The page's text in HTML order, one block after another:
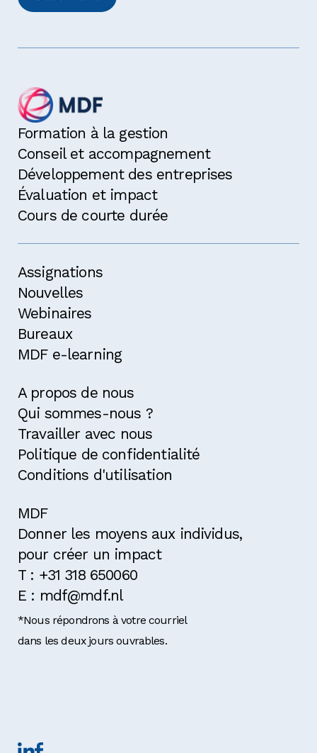
Formation à la gestion
Conseil et accompagnement
Développement des entreprises
Évaluation et impact
Cours de courte durée
Assignations
Nouvelles
Webinaires
Bureaux
MDF e-learning
A propos de nous
Qui sommes-nous ?
Travailler avec nous
Politique de confidentialité
Conditions d'utilisation
MDF
Donner les moyens aux individus,
pour créer un impact
T : +31 318 650060
E : mdf@mdf.nl
*Nous répondrons à votre courriel
dans les deux jours ouvrables.